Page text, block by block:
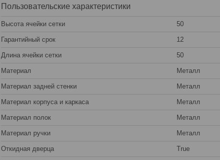
Пользовательские характеристики
Высота ячейки сетки 50
Гарантийный срок 12
Длина ячейки сетки 50
Материал Металл
Материал задней стенки Металл
Материал корпуса и каркаса Металл
Материал полок Металл
Материал ручки Металл
Откидная дверца True